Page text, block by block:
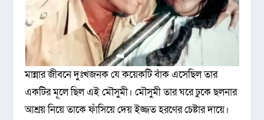
মান্নার জীবনে দুঃখজনক যে কয়েকটি বাঁক এসেছিল তার
একটির মূলে ছিল এই মৌসুমী। মৌসুমী তার ঘরে ঢুকে ছলনার
আশ্রয় নিয়ে তাকে ফাঁসিয়ে দেয় ইজ্জত হরণের চেষ্টার দায়ে।